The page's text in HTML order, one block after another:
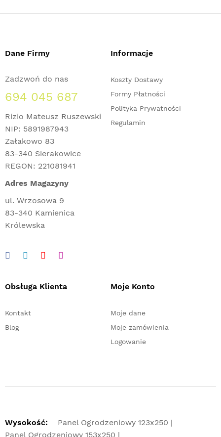
Dane Firmy
Zadzwoń do nas
694 045 687
Rizio Mateusz Ruszewski
NIP: 5891987943
Załakowo 83
83-340 Sierakowice
REGON: 221081941
Adres Magazyny
ul. Wrzosowa 9
83-340 Kamienica
Królewska
Informacje
Koszty Dostawy
Formy Płatności
Polityka Prywatności
Regulamin
Obsługa Klienta
Kontakt
Blog
Moje Konto
Moje dane
Moje zamówienia
Logowanie
Wysokość:
Panel Ogrodzeniowy 123x250
Panel Ogrodzeniowy 153x250